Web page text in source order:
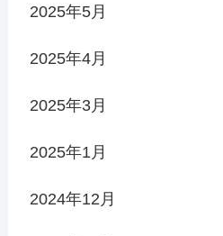
2025年5月
2025年4月
2025年3月
2025年1月
2024年12月